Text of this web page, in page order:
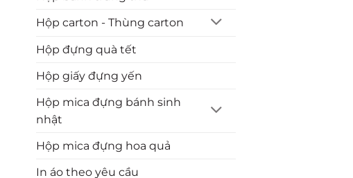
Hộp carton - Thùng carton
Hộp đựng quà tết
Hộp giấy đựng yến
Hộp mica đựng bánh sinh
nhật
Hộp mica đựng hoa quả
In áo theo yêu cầu